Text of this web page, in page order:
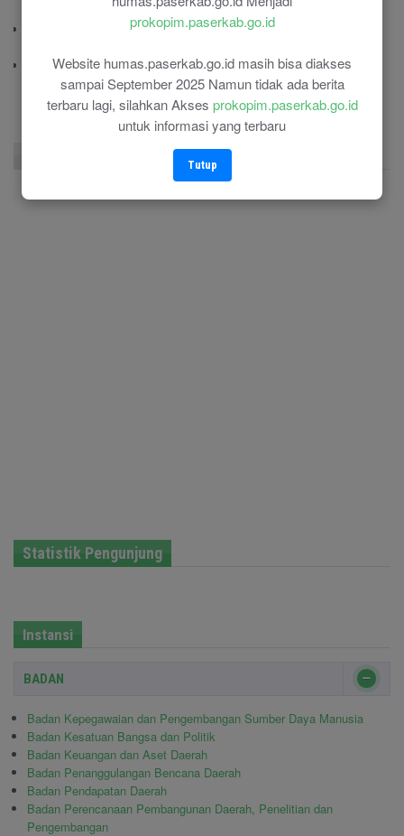
prokopim.paserkab.go.id
Website humas.paserkab.go.id masih bisa diakses
sampai September 2025 Namun tidak ada berita
terbaru lagi, silahkan Akses prokopim.paserkab.go.id
untuk informasi yang terbaru
Tutup
RSU Panglima Sebaya
(0543) 21118
Twitter Instagram
Statistik Pengunjung
Instansi
BADAN
Badan Kepegawaian dan Pengembangan Sumber Daya Manusia
Badan Kesatuan Bangsa dan Politik
Badan Keuangan dan Aset Daerah
Badan Penanggulangan Bencana Daerah
Badan Pendapatan Daerah
Badan Perencanaan Pembangunan Daerah, Penelitian dan
Pengembangan